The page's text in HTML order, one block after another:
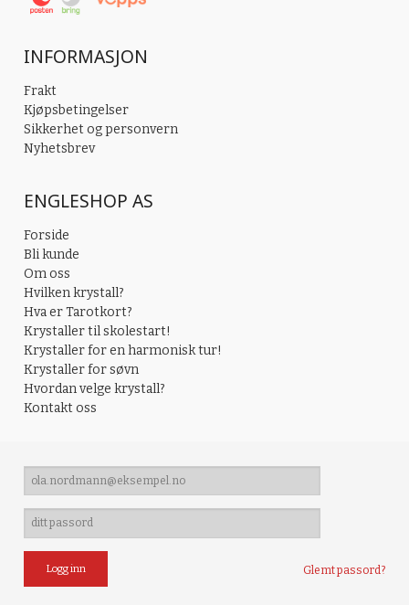
INFORMASJON
Frakt
Kjøpsbetingelser
Sikkerhet og personvern
Nyhetsbrev
ENGLESHOP AS
Forside
Bli kunde
Om oss
Hvilken krystall?
Hva er Tarotkort?
Krystaller til skolestart!
Krystaller for en harmonisk tur!
Krystaller for søvn
Hvordan velge krystall?
Kontakt oss
Glemt passord?